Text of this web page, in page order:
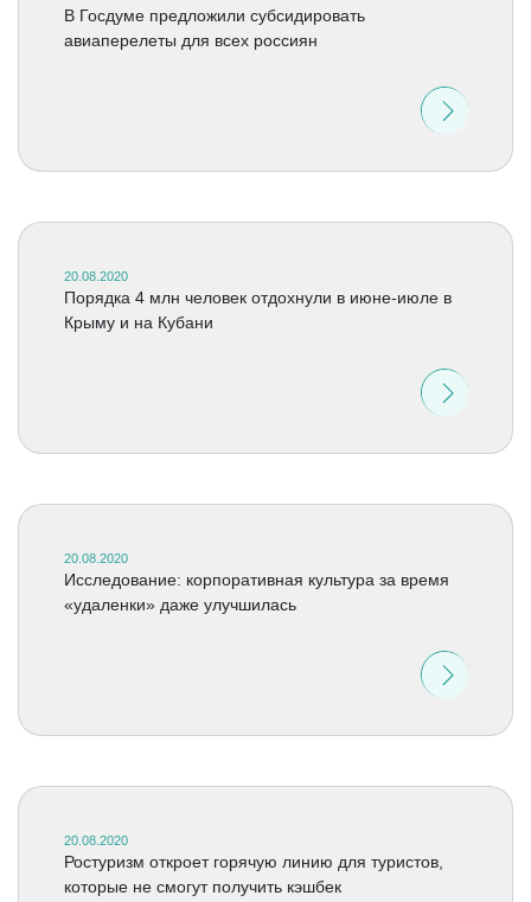
В Госдуме предложили субсидировать
авиаперелеты для всех россиян
20.08.2020
Порядка 4 млн человек отдохнули в июне-июле в
Крыму и на Кубани
20.08.2020
Исследование: корпоративная культура за время
«удаленки» даже улучшилась
20.08.2020
Ростуризм откроет горячую линию для туристов,
которые не смогут получить кэшбек